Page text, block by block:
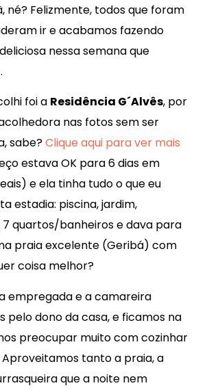
né? Felizmente, todos que foram
ir e acabamos fazendo
nessa semana que
foi a Residência G´Alvês, por
nas fotos sem ser
sabe?Clique aqui para ver mais
estava OK para 6 dias em
e ela tinha tudo o que eu
estadia: piscina, jardim,
7 quartos/banheiros e dava para
praia excelente (Geribá) com
coisa melhor?
empregada e a camareira
pelo dono da casa, e ficamos na
preocupar muito com cozinhar
Aproveitamos tanto a praia, a
que a noite nem